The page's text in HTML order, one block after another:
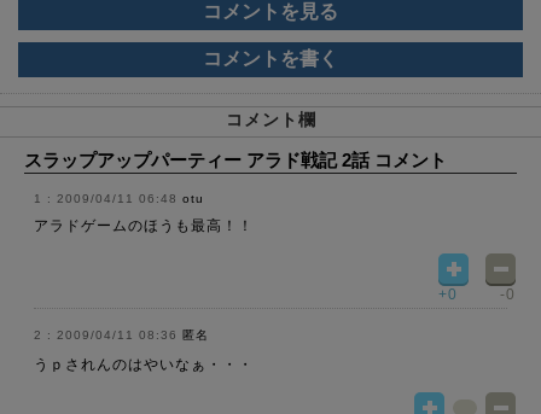
コメントを見る
コメントを書く
コメント欄
スラップアップパーティー アラド戦記 2話 コメント
2009/04/11 06:48 otu
アラドゲームのほうも最高！！
+0 -0
2009/04/11 08:36 匿名
うｐされんのはやいなぁ・・・